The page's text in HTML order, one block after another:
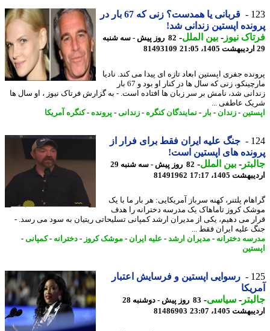
قربانی یا همدست؟ زنی که 67 بار در
اپستین زندانی شد!
نیوز-بین الملل-
82 روز پیش - سه شنبه
81493109
جفری اپستین ابعاد تازه ای پیدا می کند. نادیا
مارچینکو، زنی که سال ها در کنار او بود و 67 بار
شد، نامش بر سر زبان ها افتاده است. - به گزارش فرتاک نیوز ، او سال ها
عاطفی ...
-زندان - بار - نمایندگان کنگره-زندانی- پرونده -کنگره آمریکا
جنگ علیه ایران فقط برای فرار از
های اپستین است!
-بین الملل-
82 روز پیش - سه شنبه 29
1405، 17:17
81491962
پلتنر، کهنه سرباز آمریکایی: هر بار ما با یک
کروز تاماهاک یک مدرسه دخترانه را هدف
می دهیم، یکی از مدیران ارشد کمپانی تسلیحاتی ریتیان به سود می رسد. -
علیه ایران فقط ...
دخترانه- مدیران ارشد -علیه ایران - موشک کروز- دخترانه- کمپانی-
رسوایی اپستین و فرسایش اعتبار
-سیاسی-
83 روز پیش - دوشنبه 28
1405، 23:07
81486903